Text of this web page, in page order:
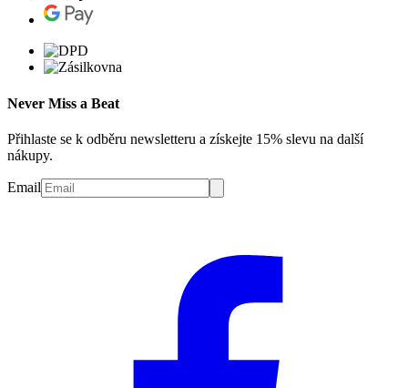
Never Miss a Beat
Přihlaste se k odběru newsletteru a získejte 15% slevu na další
nákupy.
Email